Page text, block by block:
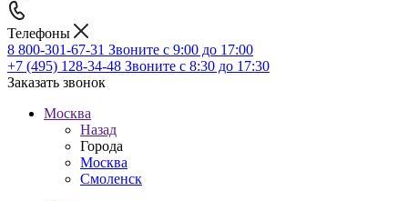
Телефоны
8 800-301-67-31 Звоните с 9:00 до 17:00
+7 (495) 128-34-48 Звоните с 8:30 до 17:30
Заказать звонок
Москва
Назад
Города
Москва
Смоленск